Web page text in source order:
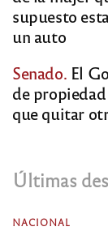
supuesto
un auto
Senado. El
de
que quitar
Últimas
NACIONAL